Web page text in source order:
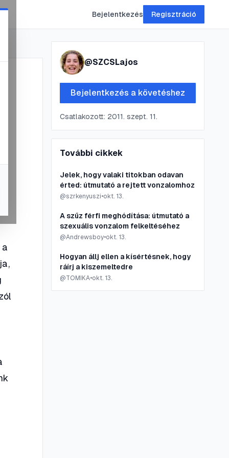
Bejelentkezés Regisztráció
a
@SZCSLajos
Bejelentkezés a követéshez
Csatlakozott: 2011. szept. 11.
További cikkek
Jelek, hogy valaki titokban odavan
érted: útmutató a rejtett vonzalomhoz
@szrkenyuszi•okt. 13.
A szűz férfi meghódítása: útmutató a
szexuális vonzalom felkeltéséhez
@Andrewsboy•okt. 13.
Hogyan állj ellen a kísértésnek, hogy
ráírj a kiszemeltedre
@TOMIKA•okt. 13.